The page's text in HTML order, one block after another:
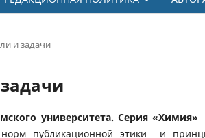
и задачи
университета. Серия «Химия»
публикационной этики и